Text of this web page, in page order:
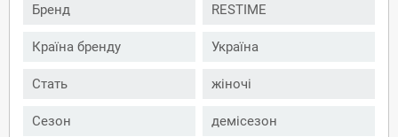
Бренд RESTIME
Країна бренду Україна
Стать жіночі
Сезон демісезон